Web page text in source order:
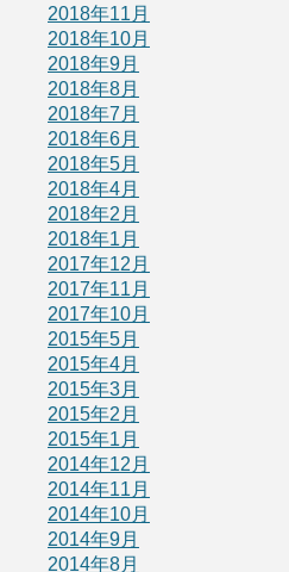
2018年11月
2018年10月
2018年9月
2018年8月
2018年7月
2018年6月
2018年5月
2018年4月
2018年2月
2018年1月
2017年12月
2017年11月
2017年10月
2015年5月
2015年4月
2015年3月
2015年2月
2015年1月
2014年12月
2014年11月
2014年10月
2014年9月
2014年8月